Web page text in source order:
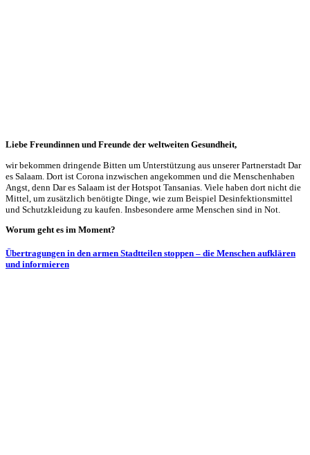
Liebe Freundinnen und Freunde der weltweiten Gesundheit,
wir bekommen dringende Bitten um Unterstützung aus unserer Partnerstadt Dar
es Salaam. Dort ist Corona inzwischen angekommen und die Menschenhaben
Angst, denn Dar es Salaam ist der Hotspot Tansanias. Viele haben dort nicht die
Mittel, um zusätzlich benötigte Dinge, wie zum Beispiel Desinfektions­mittel
und Schutzkleidung zu kaufen. Insbesondere arme Menschen sind in Not.
Worum geht es im Moment?
Übertragungen in den armen Stadtteilen stoppen – die Menschen aufklären
und informieren